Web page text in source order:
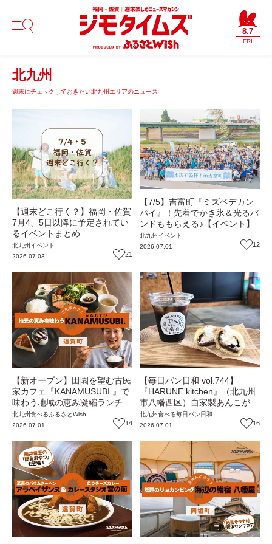
8.7
FRI
北九州
週末にチェックしておきたい北九州エリアのニュース
【週末どこ行く？】福岡・佐賀
7月4、5日以降に予定されてい
るイベントまとめ
北九州 イベント
2026.07.03
21
【7/5】吉富町『ミズベデカン
パイ』！先着でかき氷＆光るバ
ンドももらえる♪【イベント】
北九州 イベント
2026.07.01
12
【新オープン】田園を望む古民
家カフェ『KANAMUSUBI.』で
味わう地域の恵み凝縮ランチ
（福岡・遠賀町）【ふるさと
Wish】
北九州食べるふるさとWish
2026.07.01
14
【毎日パン日和 vol.744】
『HARUNE kitchen』（北九州
市八幡西区）自家製あんこが自
慢のパンとできたてフォカッチ
ャ【福岡パン】
北九州食べる毎日パン日和
2026.07.01
16